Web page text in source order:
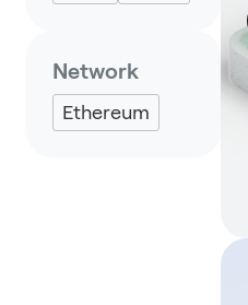
Network
Ethereum